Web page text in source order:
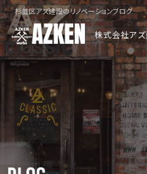
株式会社ア
杉並区アズ建設のリノベーションブログ